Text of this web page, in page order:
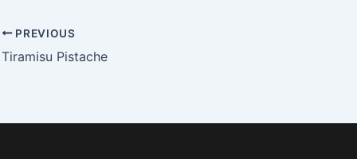
PREVIOUS
Tiramisu Pistache